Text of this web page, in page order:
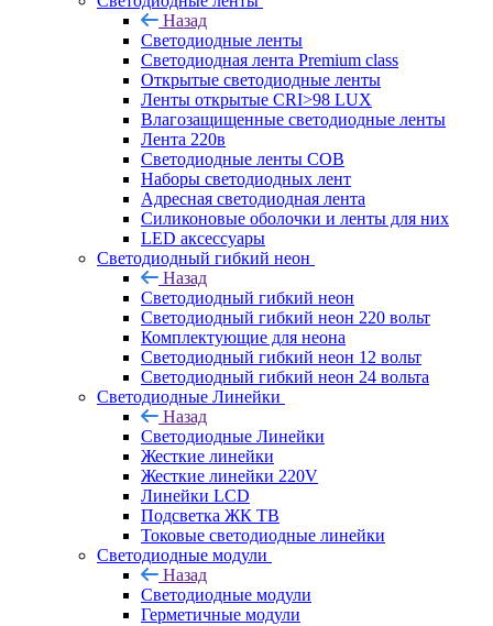
Назад
Светодиодные ленты
Светодиодная лента Premium class
Открытые светодиодные ленты
Ленты открытые CRI>98 LUX
Влагозащищенные светодиодные ленты
Лента 220в
Светодиодные ленты COB
Наборы светодиодных лент
Адресная светодиодная лента
Силиконовые оболочки и ленты для них
LED аксессуары
Светодиодный гибкий неон
Назад
Светодиодный гибкий неон
Светодиодный гибкий неон 220 вольт
Комплектующие для неона
Светодиодный гибкий неон 12 вольт
Светодиодный гибкий неон 24 вольта
Светодиодные Линейки
Назад
Светодиодные Линейки
Жесткие линейки
Жесткие линейки 220V
Линейки LCD
Подсветка ЖК ТВ
Токовые светодиодные линейки
Светодиодные модули
Назад
Светодиодные модули
Герметичные модули